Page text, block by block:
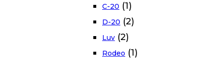
C-20 (1)
D-20 (2)
Luv (2)
Rodeo (1)